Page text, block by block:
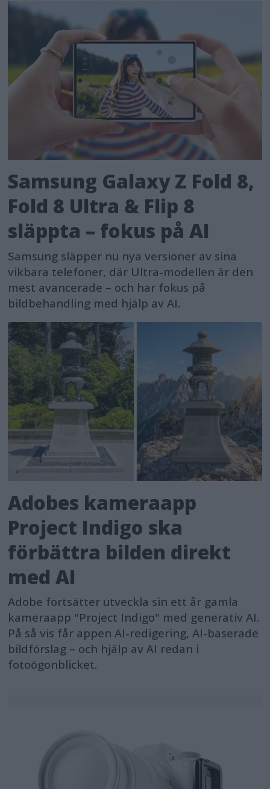
Samsung Galaxy Z Fold 8,
Fold 8 Ultra & Flip 8
släppta – fokus på AI
Samsung släpper nu nya versioner av sina
vikbara telefoner, där Ultra-modellen är den
mest avancerade – och har fokus på
bildbehandling med hjälp av AI.
Adobes kameraapp
Project Indigo ska
förbättra bilden direkt
med AI
Adobe fortsätter utveckla sin ett år gamla
kameraapp "Project Indigo" med generativ AI.
På så vis får appen AI-redigering, AI-baserade
bildförslag – och hjälp av AI redan i
fotoögonblicket.